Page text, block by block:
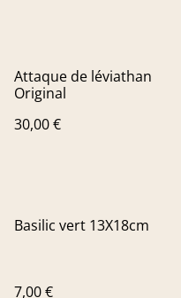
Attaque de léviathan
Original
30,00 €
Basilic vert 13X18cm
7,00 €